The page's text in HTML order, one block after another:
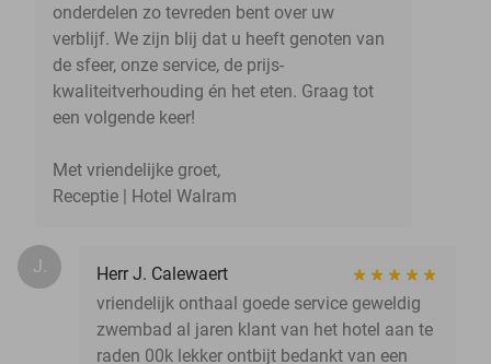
onderdelen zo tevreden bent over uw
verblijf. We zijn blij dat u heeft genoten van
de sfeer, onze service, de prijs-
kwaliteitverhouding én het eten. Graag tot
een volgende keer!
Met vriendelijke groet,
Receptie | Hotel Walram
J.
Herr J. Calewaert
vriendelijk onthaal goede service geweldig
zwembad al jaren klant van het hotel aan te
raden 00k lekker ontbijt bedankt van een